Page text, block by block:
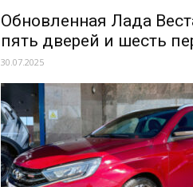
Обновленная Лада
пять дверей и шесть
30.07.2025